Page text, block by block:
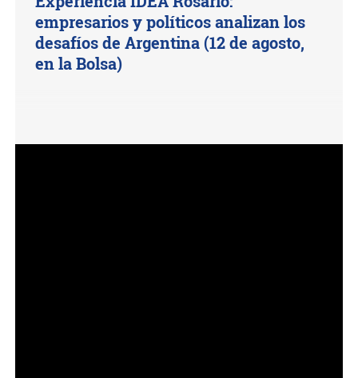
empresarios y políticos analizan los
desafíos de Argentina (12 de agosto,
en la Bolsa)